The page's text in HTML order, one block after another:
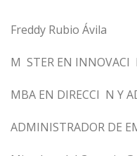
Freddy Rubio Ávila
M STER EN INNOVACI
MBA EN DIRECCI N Y
ADMINISTRADOR DE